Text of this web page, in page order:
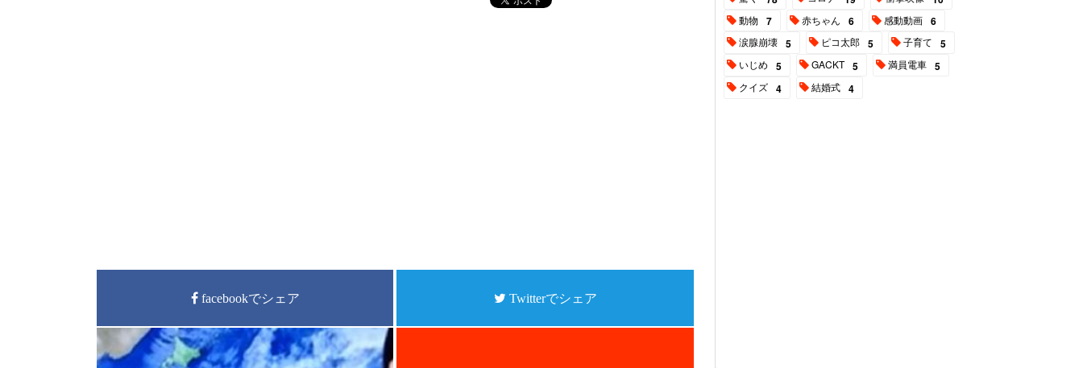
facebookでシェア Twitterでシェア
動物 7 赤ちゃん 6 感動動画 6
涙腺崩壊 5 ピコ太郎 5 子育て 5
いじめ 5 GACKT 5 満員電車 5
クイズ 4 結婚式 4